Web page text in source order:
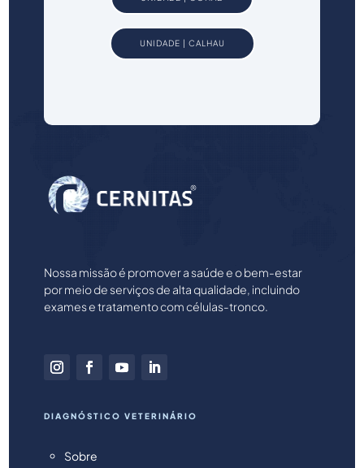
UNIDADE | CALHAU
Nossa missão é promover a saúde e o bem-estar
por meio de serviços de alta qualidade, incluindo
exames e tratamento com células-tronco.
DIAGNÓSTICO VETERINÁRIO
Sobre